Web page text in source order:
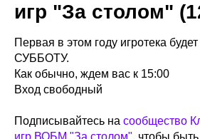
игр "За столом"
Первая в этом году игротека
СУББОТУ.
Как обычно, ждем вас к 15:00
Вход свободный
Подписывайтесь на сообщество
игр ВОБМ "За столом", чтобы